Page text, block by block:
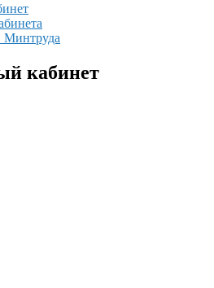
Минтруда
кабинет